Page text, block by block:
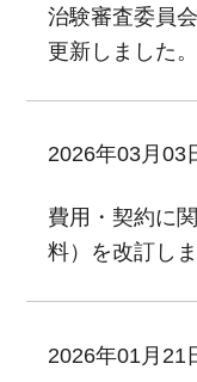
治験審査委員
更新しました。
2026年03月03
費用・契約に
料）を改訂しま
2026年01月21